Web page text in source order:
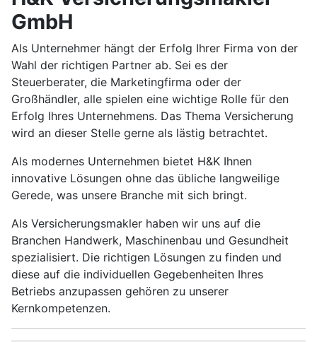
GmbH
Als Unternehmer hängt der Erfolg Ihrer Firma von der
Wahl der richtigen Partner ab. Sei es der
Steuerberater, die Marketingfirma oder der
Großhändler, alle spielen eine wichtige Rolle für den
Erfolg Ihres Unternehmens. Das Thema Versicherung
wird an dieser Stelle gerne als lästig betrachtet.
Als modernes Unternehmen bietet H&K Ihnen
innovative Lösungen ohne das übliche langweilige
Gerede, was unsere Branche mit sich bringt.
Als Versicherungsmakler haben wir uns auf die
Branchen Handwerk, Maschinenbau und Gesundheit
spezialisiert. Die richtigen Lösungen zu finden und
diese auf die individuellen Gegebenheiten Ihres
Betriebs anzupassen gehören zu unserer
Kernkompetenzen.